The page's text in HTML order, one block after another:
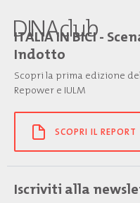
ITALIA IN BICI -
Indotto
Scopri la prima edizione
Repower e IULM
SCOPRI IL REPORT
Iscriviti alla